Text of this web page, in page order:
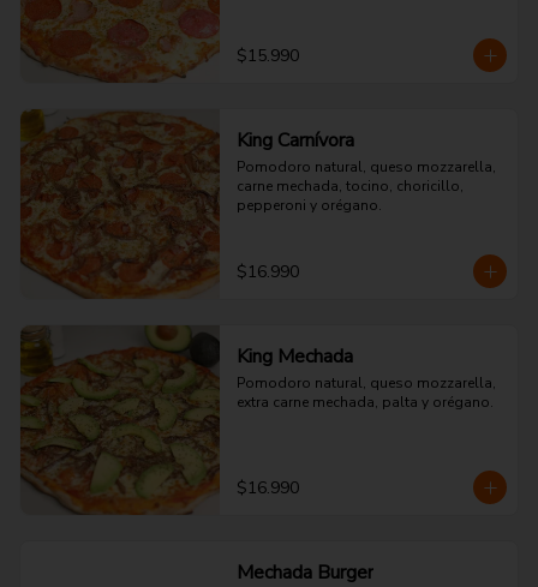
$15.990
King Carnívora
Pomodoro natural, queso mozzarella,
carne mechada, tocino, choricillo,
pepperoni y orégano.
$16.990
King Mechada
Pomodoro natural, queso mozzarella,
extra carne mechada, palta y orégano.
$16.990
Mechada Burger